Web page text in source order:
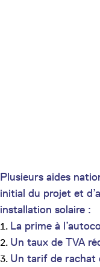
Plusieurs aides
initial du projet et
installation solaire :
La prime à
Un taux de TVA
Un tarif de rachat